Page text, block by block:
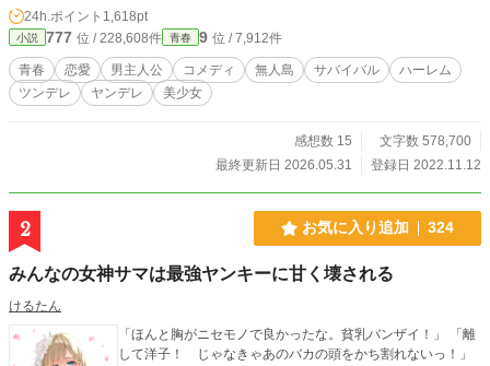
24h.ポイント 1,618pt
小説 777 位 / 228,608件 青春 9 位 / 7,912件
青春 恋愛 男主人公 コメディ 無人島 サバイバル
ハーレム
ツンデレ
ヤンデレ 美少女
感想数 15
文字数 578,700
最終更新日 2026.05.31
登録日 2022.11.12
2 お気に入り追加 324
みんなの女神サマは最強ヤンキーに甘く壊される
けるたん
「ほんと胸がニセモノで良かったな。貧乳バンザイ！」 「離
して洋子！ じゃなきゃあのバカの頭をかち割れないっ！」